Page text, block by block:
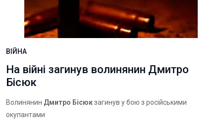
ВІЙНА
На війні загинув волинянин Дмитро
Бісюк
Волинянин Дмитро Бісюкзагинув у бою з російськими
окупантами